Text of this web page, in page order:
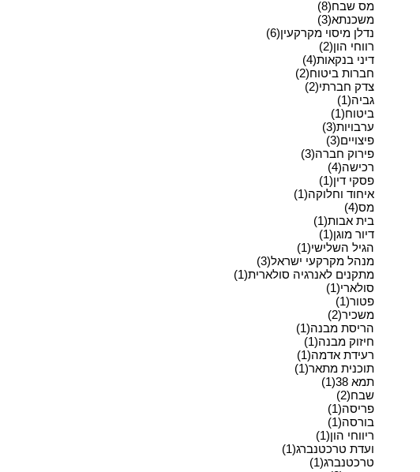
מס שבח(8)
משכנתא(3)
נדלן מיסוי מקרקעין(6)
רווחי הון(2)
דיני בנקאות(4)
חברות ביטוח(2)
צדק חברתי(2)
גביה(1)
ביטוח(1)
ערבויות(3)
פיצויים(3)
פירוק חברה(3)
רכישה(4)
פסקי דין(1)
איחוד וחלוקה(1)
מס(4)
בית אבות(1)
דיור מוגן(1)
הגיל השלישי(1)
מנהל מקרקעי ישראל(3)
מתקנים לאנרגיה סולארית(1)
סולארי(1)
פטור(1)
משכיר(2)
הריסת מבנה(1)
חיזוק מבנה(1)
רעידת אדמה(1)
תוכנית מתאר(1)
תמא 38(1)
שבח(2)
פריסה(1)
בורסה(1)
ריווחי הון(1)
ועדת טרכטנברג(1)
טרכטנברג(1)